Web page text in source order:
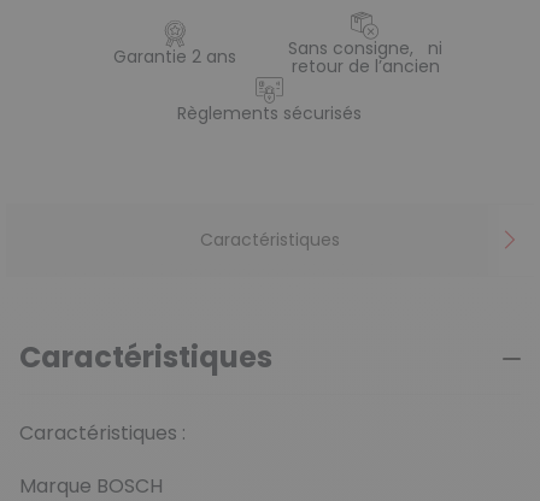
Garantie 2 ans Sans consigne, ni
retour de l’ancien
Règlements sécurisés
Caractéristiques
Caractéristiques
Caractéristiques :
Marque BOSCH